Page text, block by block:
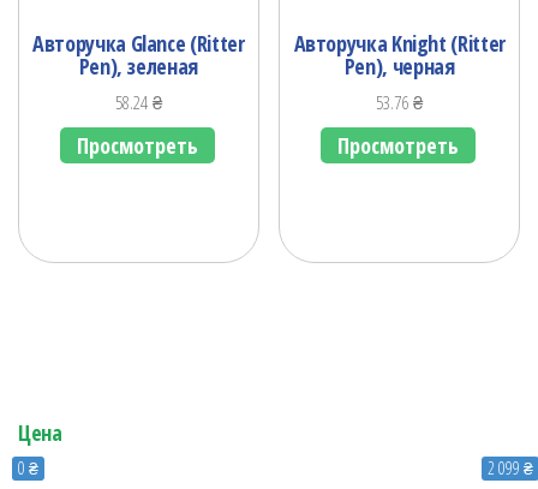
Авторучка Glance (Ritter
Pen), зеленая
58.24₴
Просмотреть
Авторучка Knight (Ritter
Pen), черная
53.76₴
Просмотреть
Цена
0 ₴ 2 099 ₴